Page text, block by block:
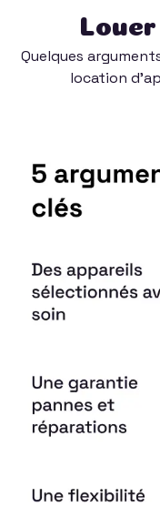
Quelques
location